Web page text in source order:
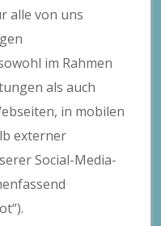
alle von uns
im Rahmen
als auch
in mobilen
externer
Social-Media-